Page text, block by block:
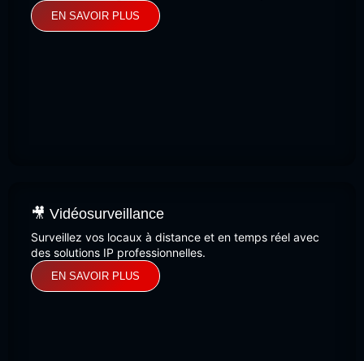
EN SAVOIR PLUS
🎥 Vidéosurveillance
Surveillez vos locaux à distance et en temps réel avec
des solutions IP professionnelles.
EN SAVOIR PLUS